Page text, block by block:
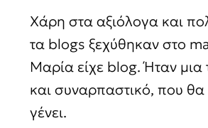
Χάρη στα αξιόλογα και
τα blogs ξεχύθηκαν στο
Μαρία είχε blog. Ήταν μια
και συναρπαστικό, που
γένει.